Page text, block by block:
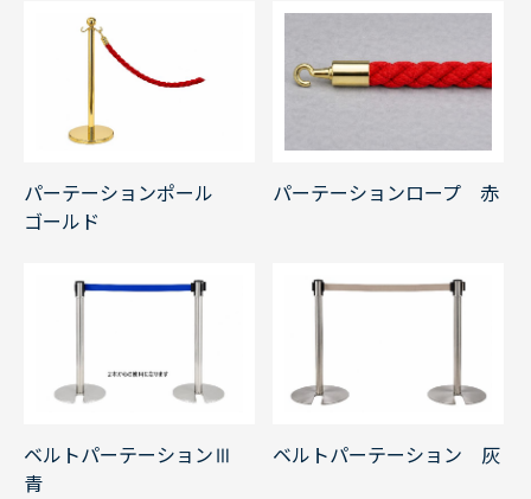
パーテーションポール
ゴールド
パーテーションロープ 赤
ベルトパーテーションⅢ
青
ベルトパーテーション 灰